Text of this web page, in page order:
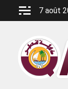
7 août